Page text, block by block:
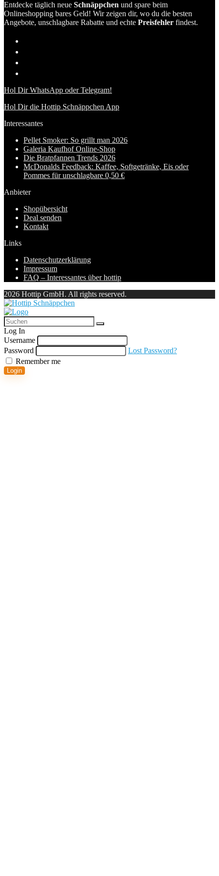
Entdecke täglich neue Schnäppchen und spare beim
Onlineshopping bares Geld! Wir zeigen dir, wo du die besten
Angebote, unschlagbare Rabatte und echte Preisfehler findest.
Hol Dir WhatsApp oder Telegram!
Hol Dir die Hottip Schnäppchen App
Interessantes
Pellet Smoker: So grillt man 2026
Galeria Kaufhof Online-Shop
Die Bratpfannen Trends 2026
McDonalds Feedback: Kaffee, Softgetränke, Eis oder
Pommes für unschlagbare 0,50 €
Anbieter
Shopübersicht
Deal senden
Kontakt
Links
Datenschutzerklärung
Impressum
FAQ – Interessantes über hottip
2026 Hottip GmbH. All rights reserved.
Log In
Username
Password
Lost Password?
Remember me
Login